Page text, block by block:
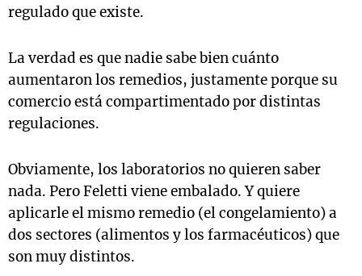
regulado que existe.
La verdad es que nadie sabe bien cuánto
aumentaron los remedios, justamente porque su
comercio está compartimentado por distintas
regulaciones.
Obviamente, los laboratorios no quieren saber
nada. Pero Feletti viene embalado. Y quiere
aplicarle el mismo remedio (el congelamiento) a
dos sectores (alimentos y los farmacéuticos) que
son muy distintos.